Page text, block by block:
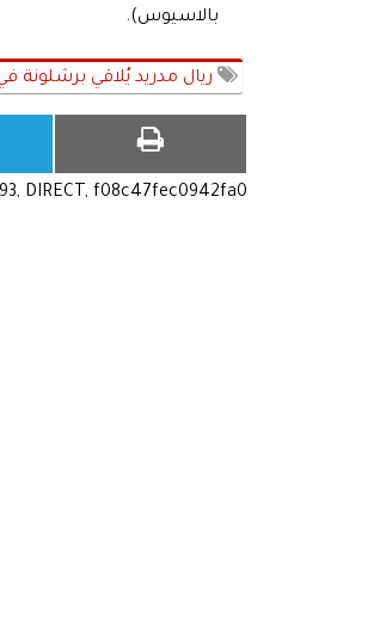
بالاسيوس).
ريال مدريد يُلاقي برشلونة
DIRECT, f08c47fec0942fa0